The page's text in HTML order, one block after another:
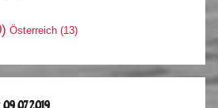
Österreich (13)